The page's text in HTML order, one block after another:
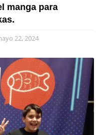
manga para
22, 2024